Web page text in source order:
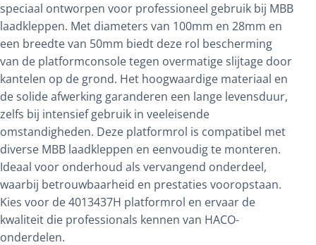
speciaal ontworpen voor professioneel gebruik bij MBB
laadkleppen. Met diameters van 100mm en 28mm en
een breedte van 50mm biedt deze rol bescherming
van de platformconsole tegen overmatige slijtage door
kantelen op de grond. Het hoogwaardige materiaal en
de solide afwerking garanderen een lange levensduur,
zelfs bij intensief gebruik in veeleisende
omstandigheden. Deze platformrol is compatibel met
diverse MBB laadkleppen en eenvoudig te monteren.
Ideaal voor onderhoud als vervangend onderdeel,
waarbij betrouwbaarheid en prestaties vooropstaan.
Kies voor de 4013437H platformrol en ervaar de
kwaliteit die professionals kennen van HACO-
onderdelen.